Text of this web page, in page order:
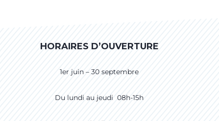
HORAIRES D’OUVERTURE
1er juin – 30 septembre
Du lundi au jeudi 08h-15h